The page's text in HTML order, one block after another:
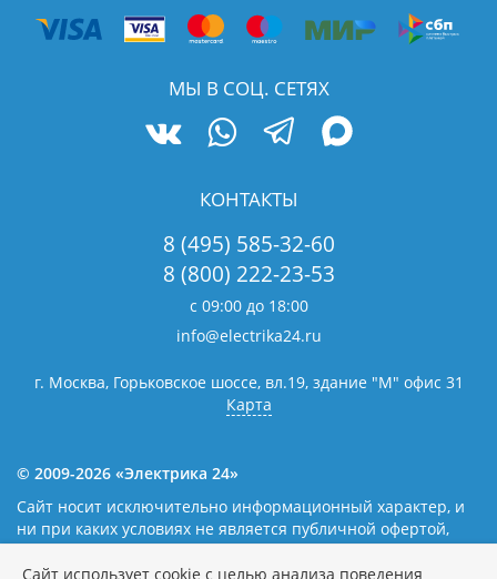
МЫ В СОЦ. СЕТЯХ
КОНТАКТЫ
8 (495) 585-32-60
8 (800) 222-23-53
с 09:00 до 18:00
info@electrika24.ru
г. Москва, Горьковское шоссе, вл.19, здание "М" офис 31
Карта
© 2009-2026 «Электрика 24»
Сайт носит исключительно информационный характер, и
ни при каких условиях не является публичной офертой,
определяемой положениями статьи 437(2) Гражданского
кодекса Российской Федерации. Наличие и цены уточняйте
Сайт использует cookie с целью анализа поведения